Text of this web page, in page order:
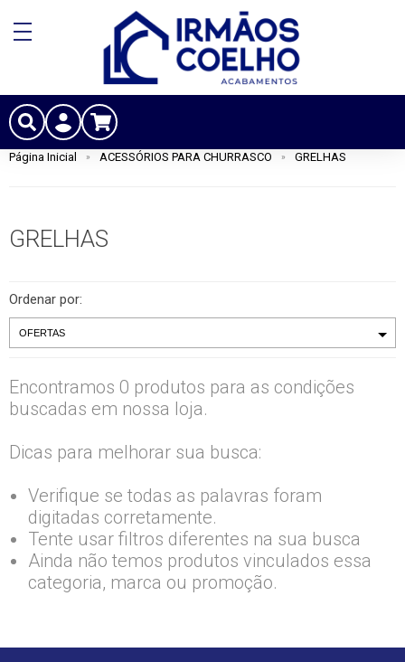
Página Inicial ACESSÓRIOS PARA CHURRASCO GRELHAS
GRELHAS
Ordenar por:
Encontramos 0 produtos para as condições
buscadas em nossa loja.
Dicas para melhorar sua busca:
Verifique se todas as palavras foram
digitadas corretamente.
Tente usar filtros diferentes na sua busca
Ainda não temos produtos vinculados essa
categoria, marca ou promoção.